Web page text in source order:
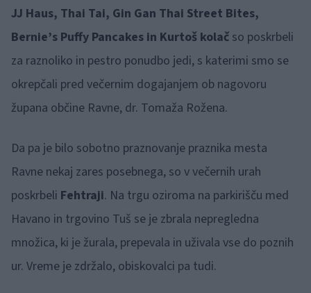
JJ Haus, Thai Tai, Gin Gan Thai Street Bites,
Bernie’s Puffy Pancakes in Kurtoš kolač so poskrbeli
za raznoliko in pestro ponudbo jedi, s katerimi smo se
okrepčali pred večernim dogajanjem ob nagovoru
župana občine Ravne, dr. Tomaža Rožena.
Da pa je bilo sobotno praznovanje praznika mesta
Ravne nekaj zares posebnega, so v večernih urah
poskrbeli Fehtraji. Na trgu oziroma na parkirišču med
Havano in trgovino Tuš se je zbrala nepregledna
množica, ki je žurala, prepevala in uživala vse do poznih
ur. Vreme je zdržalo, obiskovalci pa tudi.